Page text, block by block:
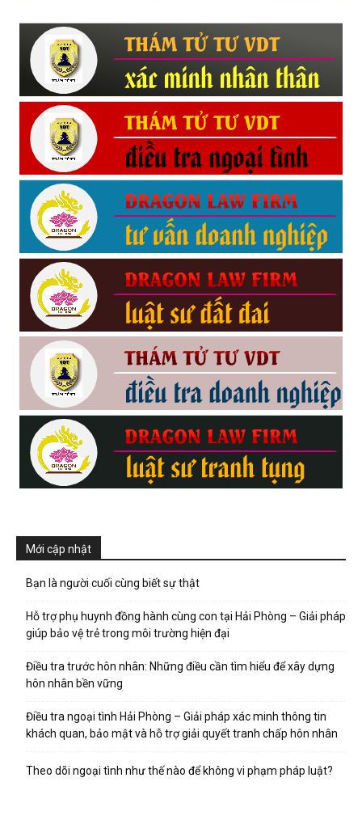
Mới cập nhật
Bạn là người cuối cùng biết sự thật
Hỗ trợ phụ huynh đồng hành cùng con tại Hải Phòng – Giải pháp
giúp bảo vệ trẻ trong môi trường hiện đại
Điều tra trước hôn nhân: Những điều cần tìm hiểu để xây dựng
hôn nhân bền vững
Điều tra ngoại tình Hải Phòng – Giải pháp xác minh thông tin
khách quan, bảo mật và hỗ trợ giải quyết tranh chấp hôn nhân
Theo dõi ngoại tình như thế nào để không vi phạm pháp luật?